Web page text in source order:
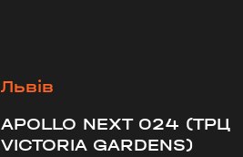
Львів
APOLLO NEXT 024 (ТРЦ
VICTORIA GARDENS)